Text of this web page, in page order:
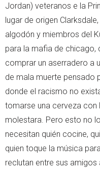
t
e
r
s
a
p
Jordan) veteranos e la
lugar de origen
algodón y miembros del
para la mafia de chicago,
comprar un aserradero a
de mala muerte pensado
donde el racismo no
tomarse una cerveza con
molestara. Pero esto no
necesitan quién cocine,
quien toque la música
reclutan entre sus